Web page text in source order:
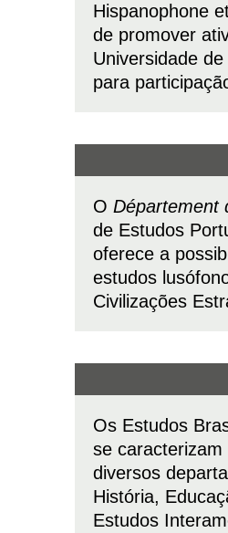
Hispanophone
de promover
Universidade
para
O Département
de Estudos
oferece a
estudos
Civilizações
Os Estudos
se
diversos
História,
Estudos